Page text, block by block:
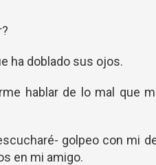
ha doblado sus ojos.
hablar de lo mal que
golpeo con mi
en mi amigo.